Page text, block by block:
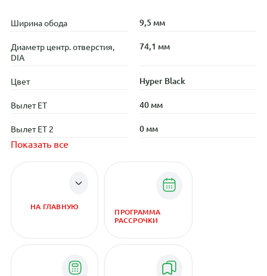
Ширина обода 9,5 мм
Диаметр центр. отверстия,
DIA
74,1 мм
Цвет Hyper Black
Вылет ET 40 мм
Вылет ET 2 0 мм
Показать все
НА ГЛАВНУЮ
ПРОГРАММА
РАССРОЧКИ